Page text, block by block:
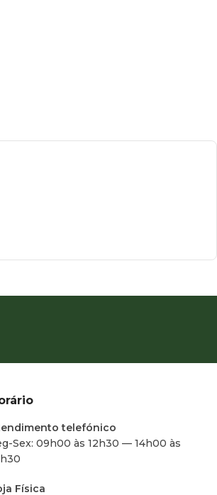
telefónico
Sex: 09h00 às 12h30 — 14h00 às
Física